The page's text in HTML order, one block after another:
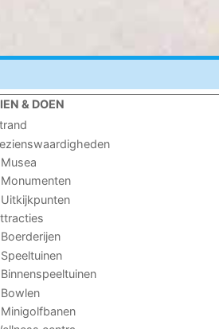
& DOEN